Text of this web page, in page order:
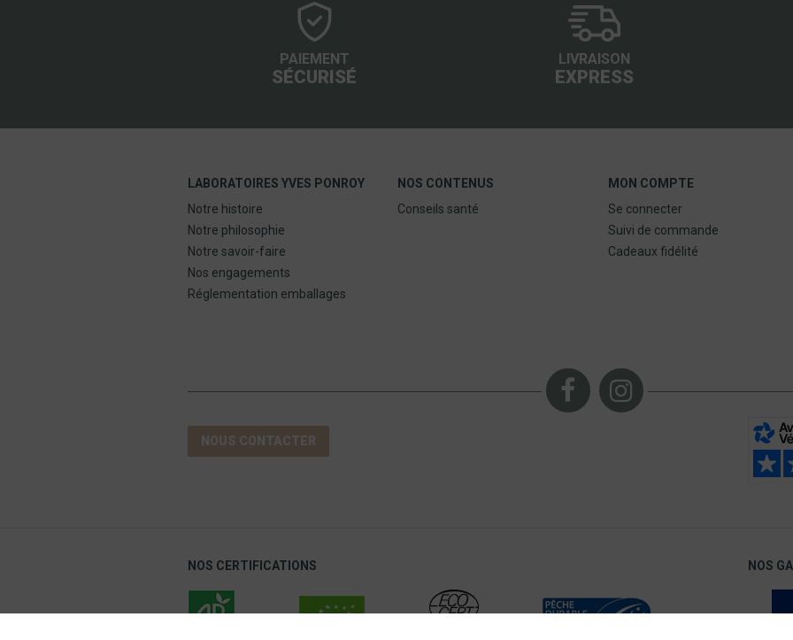
PAIEMENT
SÉCURISÉ
LIVRAISON
EXPRESS
LABORATOIRES YVES PONROY
Notre histoire
Notre philosophie
Notre savoir-faire
Nos engagements
Réglementation emballages
NOS CONTENUS
Conseils santé
MON COMPTE
Se connecter
Suivi de commande
Cadeaux fidélité
NOUS CONTACTER
NOS CERTIFICATIONS NOS